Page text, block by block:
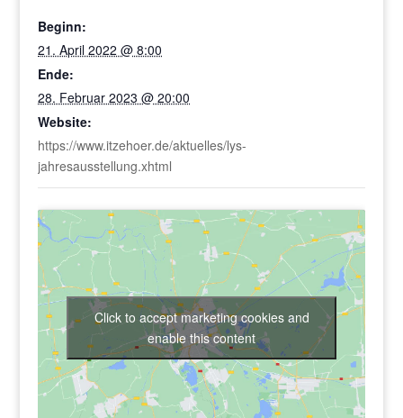
Beginn:
21. April 2022 @ 8:00
Ende:
28. Februar 2023 @ 20:00
Website:
https://www.itzehoer.de/aktuelles/lys-
jahresausstellung.xhtml
Click to accept marketing cookies and
enable this content